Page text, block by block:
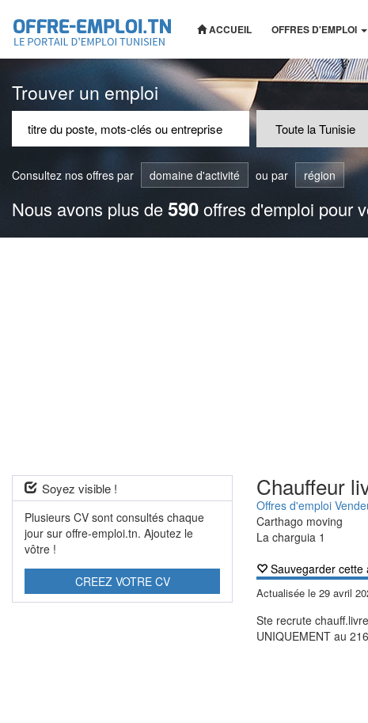
ACCUEIL OFFRES D'EMPLOI
Trouver un emploi
Consultez nos offres par domaine d'activité ou par région
Nous avons plus de590offres d'emploi pour
Soyez visible !
Plusieurs CV sont consultés chaque
jour sur offre-emploi.tn. Ajoutez le
vôtre !
CREEZ VOTRE CV
Chauffeur
Offres d'emploi
Carthago moving
La charguia 1
Sauvegarder cette
Actualisée le29 avril
Ste recrute
UNIQUEMENT au